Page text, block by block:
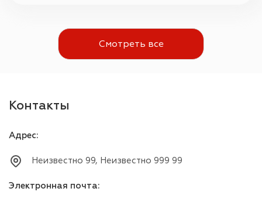
Смотреть все
Контакты
Адрес:
Неизвестно 99, Неизвестно 999 99
Электронная почта: